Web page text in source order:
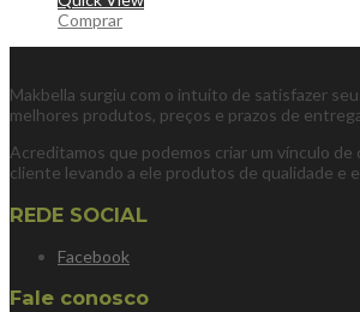
Comprar
Makbella surgiu com o intuito de satisfazer
melhores produtos, preços e prazos de
Acreditamos que podemos criar um vínculo de
cliente levando a ele produtos de qualidade e
REDE SOCIAL
Facebook
Fale conosco